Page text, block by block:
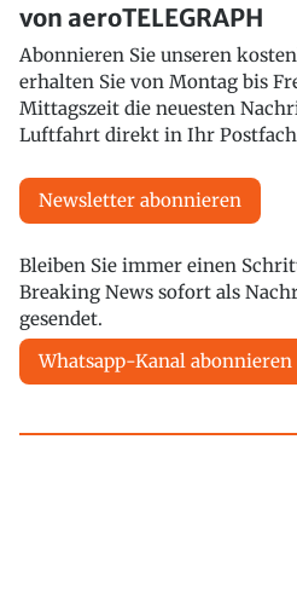
von aeroTELEGRAPH
Abonnieren Sie unseren
erhalten Sie von Montag bis
Mittagszeit die neuesten
Luftfahrt direkt in Ihr
Newsletter abonnieren
Bleiben Sie immer einen
Breaking News sofort als
gesendet.
Whatsapp-Kanal abonnieren